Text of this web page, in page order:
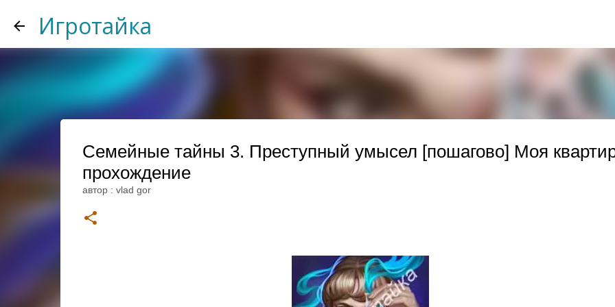
Игротайка
Семейные тайны 3. Преступный умысел [пошагово] Моя
прохождение
автор : vlad gor